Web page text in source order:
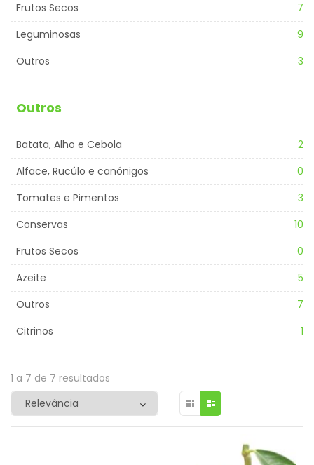
Frutos Secos
7
Leguminosas
9
Outros
3
Outros
Batata, Alho e Cebola
2
Alface, Rucúlo e canónigos
0
Tomates e Pimentos
3
Conservas
10
Frutos Secos
0
Azeite
5
Outros
7
Citrinos
1
1 a 7 de 7 resultados